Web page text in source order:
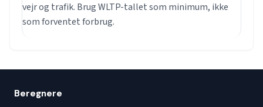
vejr og trafik. Brug WLTP-tallet som minimum, ikke
som forventet forbrug.
Beregnere